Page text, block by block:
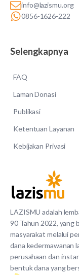
LAZISMU adalah
90 Tahun 2022, yang
masyarakat melalui
dana kedermawanan
perusahaan dan
bentuk dana yang
info@lazismu.org
0856-1626-222
Selengkapnya
FAQ
Laman Donasi
Publikasi
Ketentuan Layanan
Kebijakan Privasi